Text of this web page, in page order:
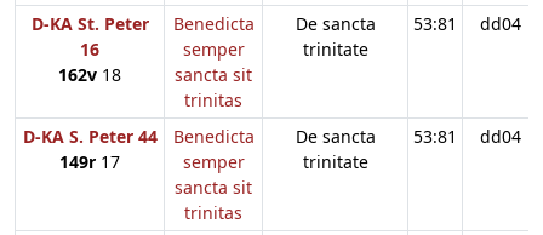
D-KA St. Peter
16
162v 18
Benedicta
semper
sancta sit
trinitas
De sancta
trinitate
53:81 dd04
D-KA S. Peter 44
149r 17
Benedicta
semper
sancta sit
trinitas
De sancta
trinitate
53:81 dd04